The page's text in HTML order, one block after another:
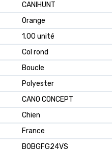
CANIHUNT
Orange
1.00 unité
Col rond
Boucle
Polyester
CANO CONCEPT
Chien
France
B0BGFG24VS